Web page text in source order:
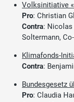
Volksinitiative
Pro: Christian
Contra: Nicolas
Soltermann,
Klimafonds-
Contra:
Bundesgesetz
Pro: Claudia